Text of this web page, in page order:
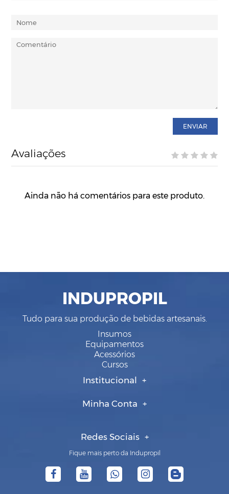
ENVIAR
Avaliações
Ainda não há comentários para este produto.
INDUPROPIL
Tudo para sua produção de bebidas artesanais.
Insumos
Equipamentos
Acessórios
Cursos
Institucional
Minha Conta
Redes Sociais
Fique mais perto da Indupropil